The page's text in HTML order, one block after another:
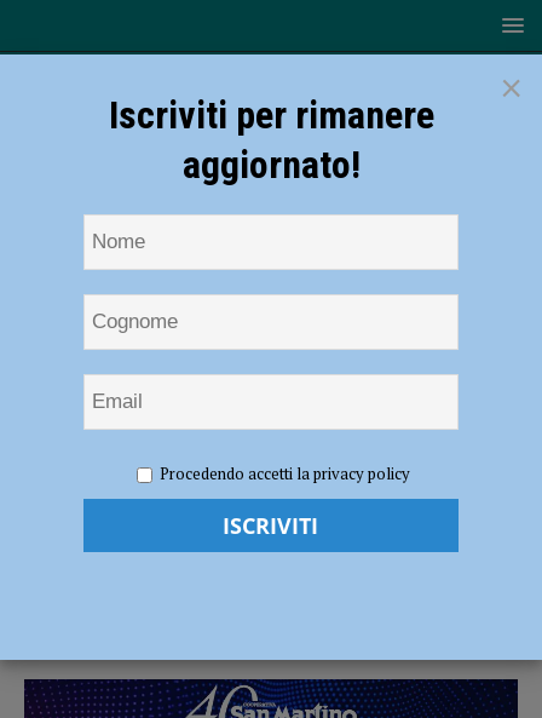
conferma: il libero Mattia Cereda
Canottieri Ongina, terza conferma: il
×
Iscriviti per rimanere
aggiornato!
Procedendo accetti la privacy policy